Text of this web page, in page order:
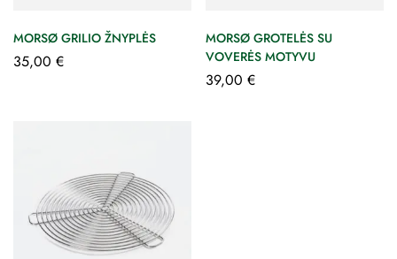
MORSØ GRILIO ŽNYPLĖS
35,00 €
MORSØ GROTELĖS SU
VOVERĖS MOTYVU
39,00 €